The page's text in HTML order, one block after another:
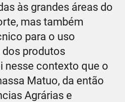
às grandes áreas do
mas também
para o uso
produtos
nesse contexto que o
Matuo, da então
Agrárias e